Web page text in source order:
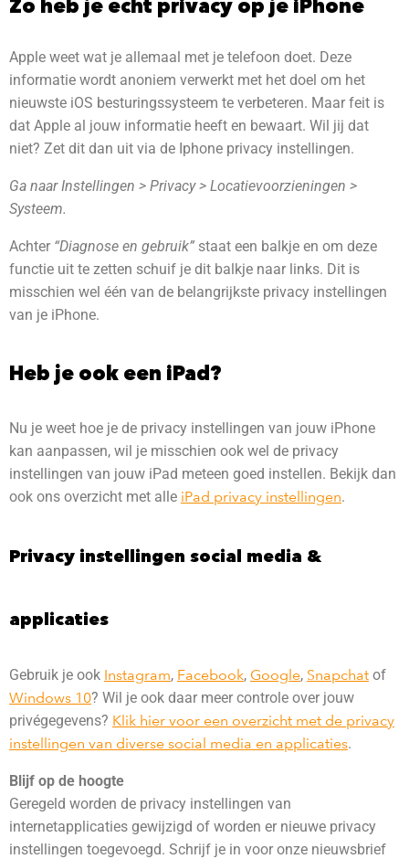
Zo heb je echt privacy op je iPhone
Apple weet wat je allemaal met je telefoon doet. Deze
informatie wordt anoniem verwerkt met het doel om het
nieuwste iOS besturingssysteem te verbeteren. Maar feit is
dat Apple al jouw informatie heeft en bewaart. Wil jij dat
niet? Zet dit dan uit via de Iphone privacy instellingen.
Ga naar Instellingen > Privacy > Locatievoorzieningen >
Systeem.
Achter “Diagnose en gebruik” staat een balkje en om deze
functie uit te zetten schuif je dit balkje naar links. Dit is
misschien wel één van de belangrijkste privacy instellingen
van je iPhone.
Heb je ook een iPad?
Nu je weet hoe je de privacy instellingen van jouw iPhone
kan aanpassen, wil je misschien ook wel de privacy
instellingen van jouw iPad meteen goed instellen. Bekijk dan
ook ons overzicht met alle iPad privacy instellingen.
Privacy instellingen social media &
applicaties
Gebruik je ook Instagram, Facebook, Google, Snapchat of
Windows 10? Wil je ook daar meer controle over jouw
privégegevens? Klik hier voor een overzicht met de privacy
instellingen van diverse social media en applicaties.
Blijf op de hoogte
Geregeld worden de privacy instellingen van
internetapplicaties gewijzigd of worden er nieuwe privacy
instellingen toegevoegd. Schrijf je in voor onze nieuwsbrief